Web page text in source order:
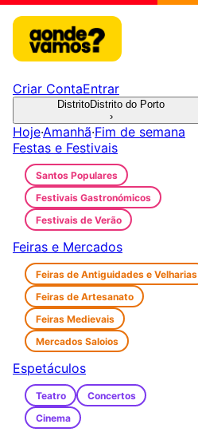
Criar ContaEntrar
DistritoDistrito do Porto
›
Hoje·Amanhã·Fim de semana
Festas e Festivais
Santos Populares
Festivais Gastronómicos
Festivais de Verão
Feiras e Mercados
Feiras de Antiguidades e Velharias
Feiras de Artesanato
Feiras Medievais
Mercados Saloios
Espetáculos
Teatro
Concertos
Cinema